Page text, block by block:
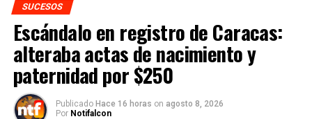
SUCESOS
Escándalo en registro de Caracas:
alteraba actas de nacimiento y
paternidad por $250
Publicado Hace 16 horas on agosto 8, 2026
Por Notifalcon